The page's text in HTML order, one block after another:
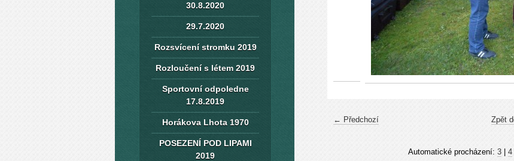
← Předchozí Zpět
Automatické procházení: 3| 4|
30.8.2020
29.7.2020
Rozsvícení stromku 2019
Rozloučení s létem 2019
Sportovní odpoledne
17.8.2019
Horákova Lhota 1970
POSEZENÍ POD LIPAMI
2019